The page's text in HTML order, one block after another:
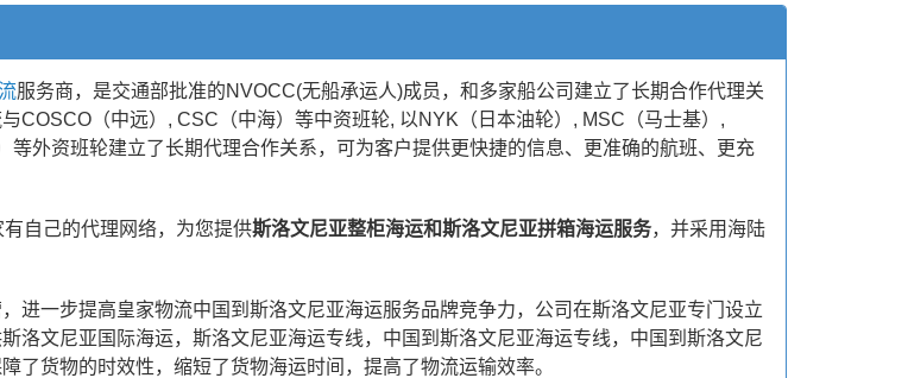
服务商，是交通部批准的NVOCC(无船承运人)成员，和多家船公司建立了长期合作代理关
COSCO（中远）, CSC（中海）等中资班轮, 以NYK（日本油轮）, MSC（马士基）,
等外资班轮建立了长期代理合作关系，可为客户提供更快捷的信息、更准确的航班、更充
自己的代理网络，为您提供斯洛文尼亚整柜海运和斯洛文尼亚拼箱海运服务，并采用海陆
进一步提高皇家物流中国到斯洛文尼亚海运服务品牌竞争力，公司在斯洛文尼亚专门设立
洛文尼亚国际海运，斯洛文尼亚海运专线，中国到斯洛文尼亚海运专线，中国到斯洛文尼
了货物的时效性，缩短了货物海运时间，提高了物流运输效率。